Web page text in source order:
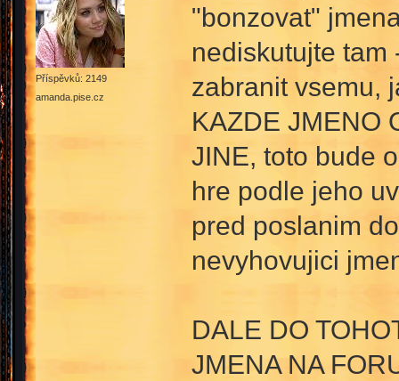
Příspěvků: 2149
amanda.pise.cz
"bonzovat"
nediskutujte tam
zabranit vsemu,
KAZDE JMENO
JINE, toto bude
hre podle jeho
pred poslanim
nevyhovujici
DALE DO
JMENA NA